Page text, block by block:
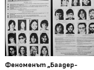
Феноменът „Баадер-